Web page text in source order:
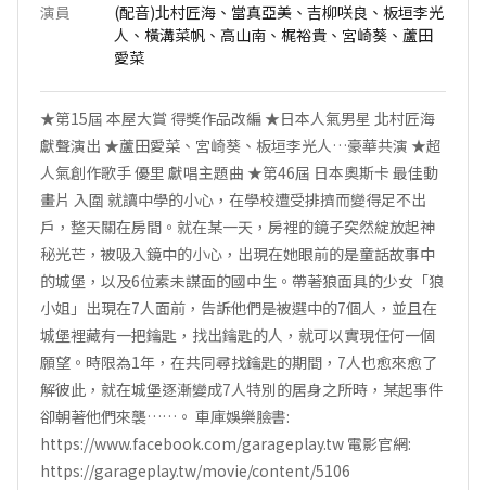
演員
(配音)北村匠海、當真亞美、吉柳咲良、板垣李光
人、橫溝菜帆、高山南、梶裕貴、宮崎葵、蘆田
愛菜
★第15屆 本屋大賞 得獎作品改編 ★日本人氣男星 北村匠海
獻聲演出 ★蘆田愛菜、宮崎葵、板垣李光人…豪華共演 ★超
人氣創作歌手 優里 獻唱主題曲 ★第46屆 日本奧斯卡 最佳動
畫片 入圍 就讀中學的小心，在學校遭受排擠而變得足不出
戶，整天關在房間。就在某一天，房裡的鏡子突然綻放起神
秘光芒，被吸入鏡中的小心，出現在她眼前的是童話故事中
的城堡，以及6位素未謀面的國中生。帶著狼面具的少女「狼
小姐」出現在7人面前，告訴他們是被選中的7個人，並且在
城堡裡藏有一把鑰匙，找出鑰匙的人，就可以實現任何一個
願望。時限為1年，在共同尋找鑰匙的期間，7人也愈來愈了
解彼此，就在城堡逐漸變成7人特別的居身之所時，某起事件
卻朝著他們來襲……。 車庫娛樂臉書:
https://www.facebook.com/garageplay.tw 電影官網:
https://garageplay.tw/movie/content/5106